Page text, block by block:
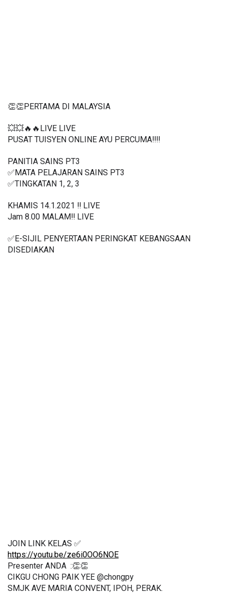
👏👏PERTAMA DI MALAYSIA
💥💥🔥🔥LIVE LIVE
PUSAT TUISYEN ONLINE AYU PERCUMA‼️‼️
PANITIA SAINS PT3
✅MATA PELAJARAN SAINS PT3
✅TINGKATAN 1, 2, 3
KHAMIS 14.1.2021 ‼️ LIVE
Jam 8.00 MALAM‼️ LIVE
✅E-SIJIL PENYERTAAN PERINGKAT KEBANGSAAN
DISEDIAKAN
JOIN LINK KELAS ✅
https://youtu.be/ze6i0OO6NOE
Presenter ANDA  :👏👏
CIKGU CHONG PAIK YEE @chongpy
SMJK AVE MARIA CONVENT, IPOH, PERAK.